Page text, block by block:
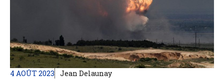
4 AOÛT 2023 Jean Delaunay